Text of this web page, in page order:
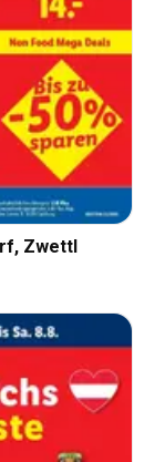
Zwettl